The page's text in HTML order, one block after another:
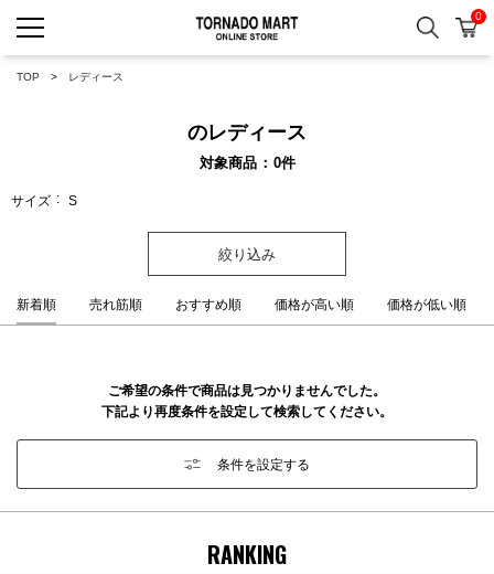
検索 カ
0
TOP レディース
のレディース
対象商品 0件
サイズ S
絞り込み
新着順 売れ筋順 おすすめ順 価格が高い順 価格が低い順
ご希望の条件で商品は見つかりませんでした。
下記より再度条件を設定して検索してください。
条件を設定する
RANKING